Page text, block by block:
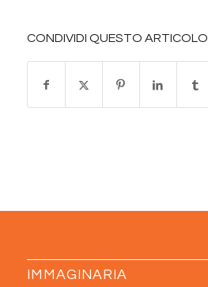
CONDIVIDI QUESTO ARTICOLO
IMMAGINARIA